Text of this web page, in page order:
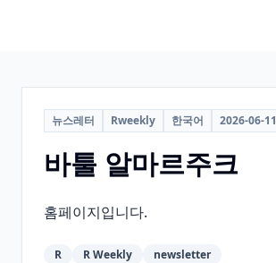
뉴스레터 Rweekly 한국어 2026-06-11
바툴 알마르주크
홈페이지입니다.
R R Weekly newsletter